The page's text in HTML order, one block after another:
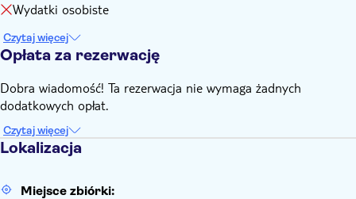
Wydatki osobiste
Czytaj więcej
Opłata za rezerwację
Dobra wiadomość! Ta rezerwacja nie wymaga żadnych
dodatkowych opłat.
Czytaj więcej
Lokalizacja
Miejsce zbiórki: